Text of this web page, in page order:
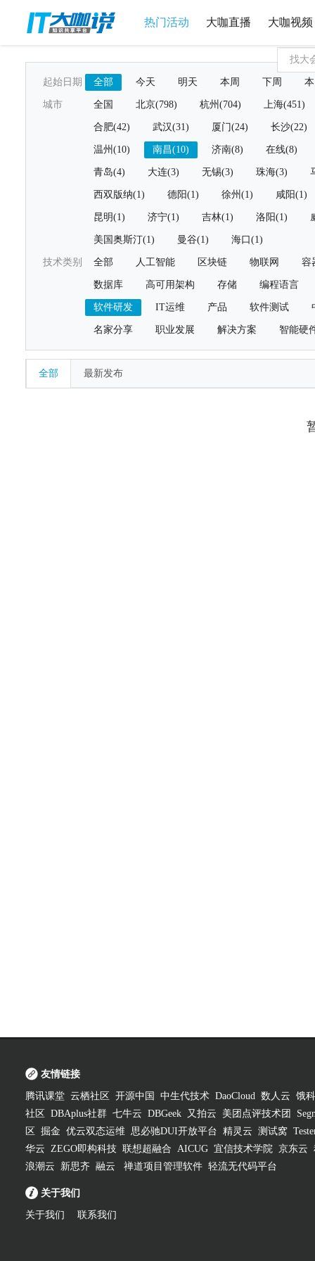
热门活动 大咖直播 大咖视频
起始日期 全部 今天 明天 本周 下周
城市 全国 北京(798) 杭州(704) 上海(451)
合肥(42) 武汉(31) 厦门(24) 长沙(22)
温州(10) 南昌(10) 济南(8) 在线(8)
青岛(4) 大连(3) 无锡(3) 珠海(3)
西双版纳(1) 德阳(1) 徐州(1) 咸阳(1)
昆明(1) 济宁(1) 吉林(1) 洛阳(1)
美国奥斯汀(1) 曼谷(1) 海口(1)
技术类别 全部 人工智能 区块链 物联网 容
数据库 高可用架构 存储 编程语言
软件研发 IT运维 产品 软件测试
名家分享 职业发展 解决方案 智能硬
全部 最新发布
友情链接
腾讯课堂 云栖社区 开源中国 中生代技术 DaoCloud 数人云 饿
社区
DBAplus社群 七牛云 DBGeek 又拍云 美团点评技术团
区
掘金 优云双态运维 思必驰DUI开放平台 精灵云 测试窝
华云 ZEGO即构科技 联想超融合 AICUG 宜信技术学院 京东云
浪潮云
新思齐 融云 禅道项目管理软件 轻流无代码平台
关于我们
关于我们 联系我们